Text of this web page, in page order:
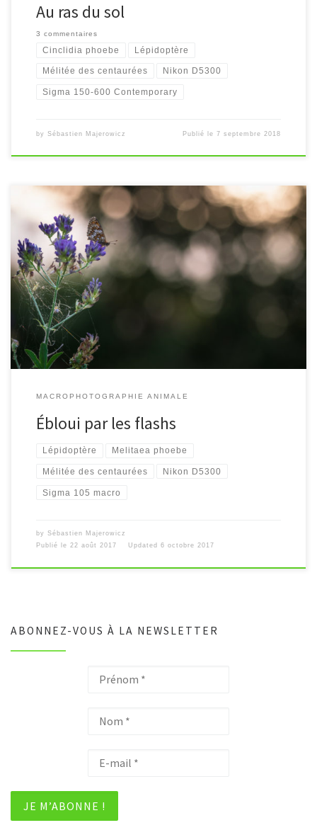
Au ras du sol
3 commentaires
Cinclidia phoebe Lépidoptère
Mélitée des centaurées Nikon D5300
Sigma 150-600 Contemporary
by Sébastien Majerowicz Publié le7 septembre 2018
[…]
MACROPHOTOGRAPHIE ANIMALE
Ébloui par les flashs
Lépidoptère Melitaea phoebe
Mélitée des centaurées Nikon D5300
Sigma 105 macro
by Sébastien Majerowicz
Publié le 22 août 2017 Updated 6 octobre 2017
ABONNEZ-VOUS À LA NEWSLETTER